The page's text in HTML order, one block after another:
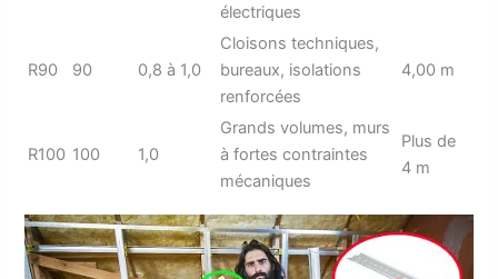
électriques
R90 90 0,8 à 1,0
Cloisons techniques,
bureaux, isolations
renforcées
4,00 m
R100 100 1,0
Grands volumes, murs
à fortes contraintes
mécaniques
Plus de
4 m